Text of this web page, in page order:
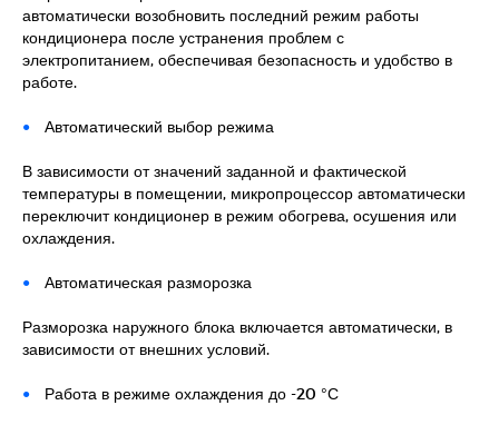
автоматически возобновить последний режим работы
кондиционера после устранения проблем с
электропитанием, обеспечивая безопасность и удобство в
работе.
Автоматический выбор режима
В зависимости от значений заданной и фактической
температуры в помещении, микропроцессор автоматически
переключит кондиционер в режим обогрева, осушения или
охлаждения.
Автоматическая разморозка
Разморозка наружного блока включается автоматически, в
зависимости от внешних условий.
Работа в режиме охлаждения до -20 °С